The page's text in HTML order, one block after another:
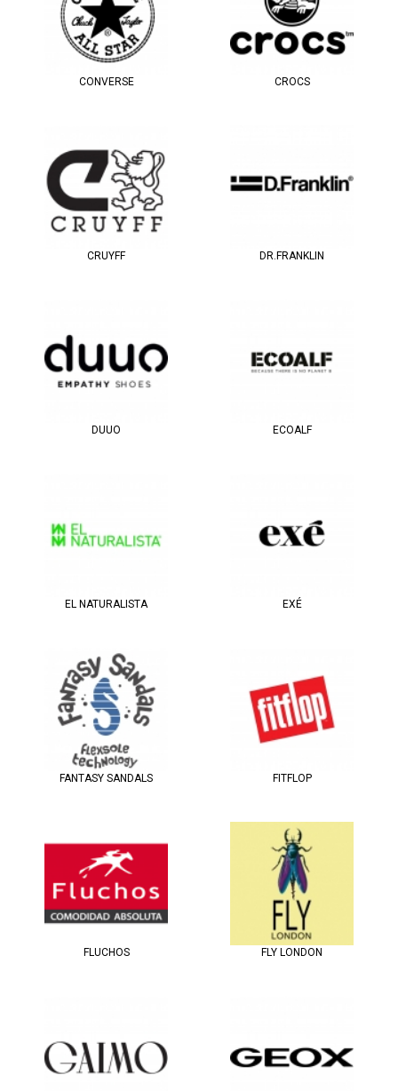
CONVERSE CROCS
CRUYFF DR.FRANKLIN
DUUO ECOALF
EL NATURALISTA EXÉ
FANTASY SANDALS FITFLOP
FLUCHOS FLY LONDON